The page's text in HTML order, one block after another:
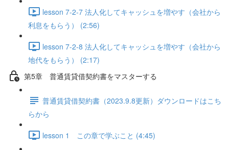
lesson 7-2-7 法人化してキャッシュを増やす（会社から
利息をもらう） (2:56)
lesson 7-2-8 法人化してキャッシュを増やす（会社から
地代をもらう） (2:17)
第5章 普通賃貸借契約書をマスターする
普通賃貸借契約書（2023.9.8更新）ダウンロードはこち
らから
lesson 1 この章で学ぶこと (4:45)